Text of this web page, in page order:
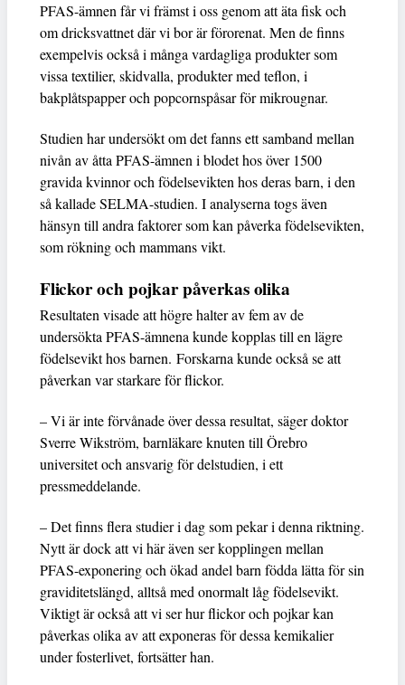
PFAS-ämnen får vi främst i oss genom att äta fisk och
om dricksvattnet där vi bor är förorenat. Men de finns
exempelvis också i många vardagliga produkter som
vissa textilier, skidvalla, produkter med teflon, i
bakplåtspapper och popcornspåsar för mikrougnar.
Studien har undersökt om det fanns ett samband mellan
nivån av åtta PFAS-ämnen i blodet hos över 1500
gravida kvinnor och födelsevikten hos deras barn, i den
så kallade SELMA-studien. I analyserna togs även
hänsyn till andra faktorer som kan påverka födelsevikten,
som rökning och mammans vikt.
Flickor och pojkar påverkas olika
Resultaten visade att högre halter av fem av de
undersökta PFAS-ämnena kunde kopplas till en lägre
födelsevikt hos barnen. Forskarna kunde också se att
påverkan var starkare för flickor.
– Vi är inte förvånade över dessa resultat, säger doktor
Sverre Wikström, barnläkare knuten till Örebro
universitet och ansvarig för delstudien, i ett
pressmeddelande.
– Det finns flera studier i dag som pekar i denna riktning.
Nytt är dock att vi här även ser kopplingen mellan
PFAS-exponering och ökad andel barn födda lätta för sin
graviditetslängd, alltså med onormalt låg födelsevikt.
Viktigt är också att vi ser hur flickor och pojkar kan
påverkas olika av att exponeras för dessa kemikalier
under fosterlivet, fortsätter han.